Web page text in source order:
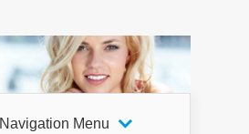
Navigation Menu